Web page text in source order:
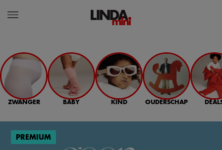
ZWANGER BABY KIND OUDERSCHAP